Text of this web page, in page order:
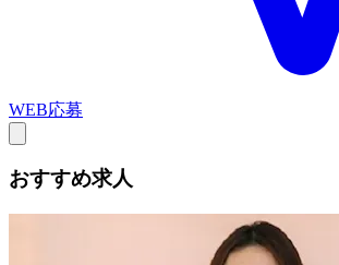
WEB応募
おすすめ求人